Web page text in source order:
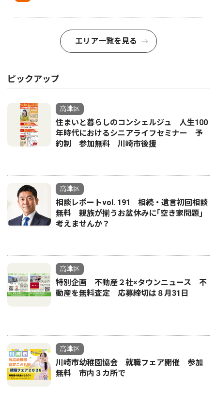
エリア一覧を見る
ピックアップ
高津区
住まいと暮らしのコンシェルジュ 人生100
年時代におけるシニアライフセミナー 予
約制 参加無料 川崎市後援
高津区
相談レポートvol. 191 相続・遺言初回相談
無料 親族が揃うお盆休みに｢空き家問題｣
考えませんか？
高津区
特別企画 不動産２社×タウンニュース 不
動産を無料査定 応募締切は８月31日
高津区
川崎市幼稚園協会 就職フェア開催 参加
無料 市内３カ所で